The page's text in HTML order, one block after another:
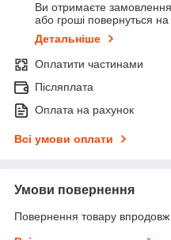
Ви отримаєте замовлення
або гроші повернуться
Детальніше
Оплатити частинами
Післяплата
Оплата на рахунок
Всі умови оплати
Умови повернення
Повернення товару